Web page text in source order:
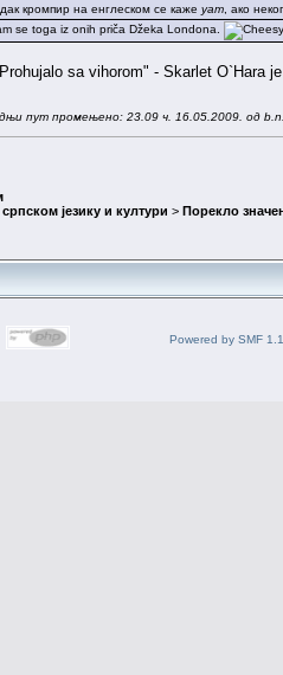
кромпир на енглеском се каже yam , ако
se toga iz onih priča Džeka Londona.
sa vihorom" - Skarlet O`Hara
пут промењено: 23.09 ч. 16.05.2009. од
језику и култури > Порекло
Powered by SMF